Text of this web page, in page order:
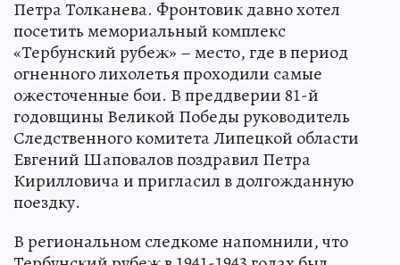
Петра Толканева. Фронтовик давно хотел
посетить мемориальный комплекс
«Тербунский рубеж» – место, где в период
огненного лихолетья проходили самые
ожесточенные бои. В преддверии 81-й
годовщины Великой Победы руководитель
Следственного комитета Липецкой области
Евгений Шаповалов поздравил Петра
Кирилловича и пригласил в долгожданную
поездку.
В региональном следкоме напомнили, что